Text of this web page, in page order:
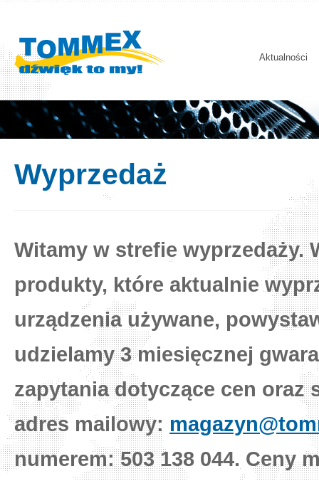
Aktualności
Wyprzedaż
Witamy w strefie wyprzedaży.
produkty, które aktualnie
urządzenia używane,
udzielamy 3 miesięcznej
zapytania dotyczące cen oraz
adres mailowy:
numerem: 503 138 044. Ceny